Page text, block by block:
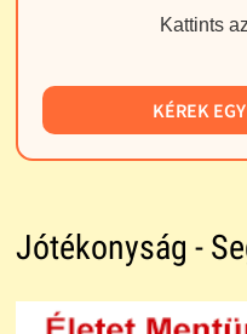
Kattints
KÉREK
Jótékonyság -